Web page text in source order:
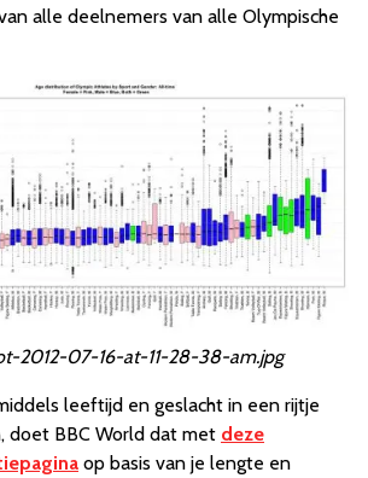
alle deelnemers van alle Olympische
2012-07-16-at-11-28-38-am.jpg
leeftijd en geslacht in een rijtje
doet BBC World dat met deze
op basis van je lengte en